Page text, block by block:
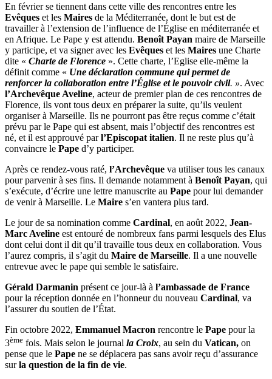
En février se tiennent dans cette ville des rencontres entre les
Evêques et les Maires de la Méditerranée, dont le but est de
travailler à l’extension de l’influence de l’Église en méditerranée et
en Afrique. Le Pape y est attendu. Benoît Payan maire de Marseille
y participe, et va signer avec les Evêques et les Maires une Charte
dite « Charte de Florence ». Cette charte, l’Eglise elle-même la
définit comme « Une déclaration commune qui permet de
renforcer la collaboration entre l’Église et le pouvoir civil. ». Avec
l’Archevêque Aveline, acteur de premier plan de ces rencontres de
Florence, ils vont tous deux en préparer la suite, qu’ils veulent
organiser à Marseille. Ils ne pourront pas être reçus comme c’était
prévu par le Pape qui est absent, mais l’objectif des rencontres est
né, et il est approuvé parl’Episcopat italien. Il ne reste plus qu’à
convaincre le Pape d’y participer.
Après ce rendez-vous raté, l’Archevêque va utiliser tous les canaux
pour parvenir à ses fins. Il demande notamment à Benoît Payan, qui
s’exécute, d’écrire une lettre manuscrite au Pape pour lui demander
de venir à Marseille. Le Maire s’en vantera plus tard.
Le jour de sa nomination comme Cardinal, en août 2022, Jean-
Marc Aveline est entouré de nombreux fans parmi lesquels des Elus
dont celui dont il dit qu’il travaille tous deux en collaboration. Vous
l’aurez compris, il s’agit du Maire de Marseille. Il a une nouvelle
entrevue avec le pape qui semble le satisfaire.
Gérald Darmanin présent ce jour-là à l’ambassade de France
pour la réception donnée en l’honneur du nouveau Cardinal, va
l’assurer du soutien de l’État.
Fin octobre 2022, Emmanuel Macron rencontre le Pape pour la
3ème fois. Mais selon le journal la Croix, au sein du Vatican, on
pense que le Pape ne se déplacera pas sans avoir reçu d’assurance
surla question de la fin de vie.